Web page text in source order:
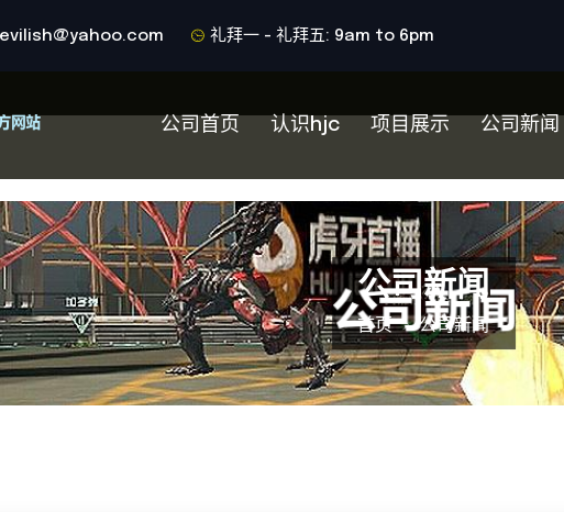
礼拜一 - 礼拜五: 9am to 6pm
公司首页 认识hjc 项目展示 公司新闻
公司新闻
首页 公司新闻